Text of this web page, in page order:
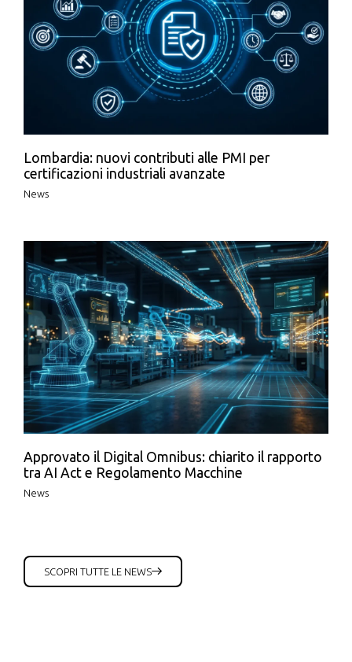
Lombardia: nuovi contributi alle PMI per
certificazioni industriali avanzate
News
Approvato il Digital Omnibus: chiarito il rapporto
tra AI Act e Regolamento Macchine
News
SCOPRI TUTTE LE NEWS